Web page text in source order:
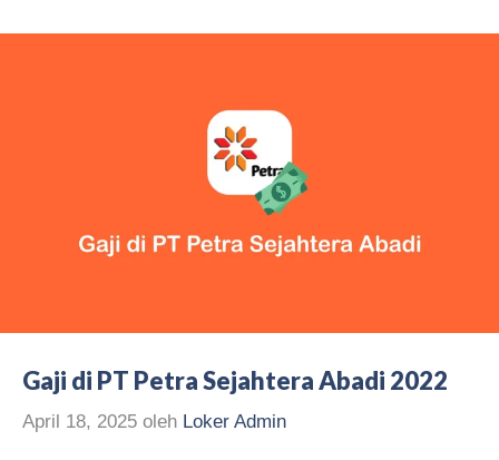
Gaji di PT Petra Sejahtera Abadi 2022
April 18, 2025 oleh Loker Admin